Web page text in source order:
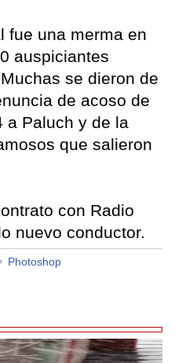
fue una merma en
auspiciantes
se dieron de
de acoso de
a Paluch y de la
que salieron
con Radio
nuevo conductor.
Photoshop